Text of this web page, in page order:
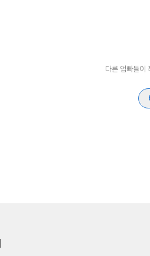
다른 엄빠들이